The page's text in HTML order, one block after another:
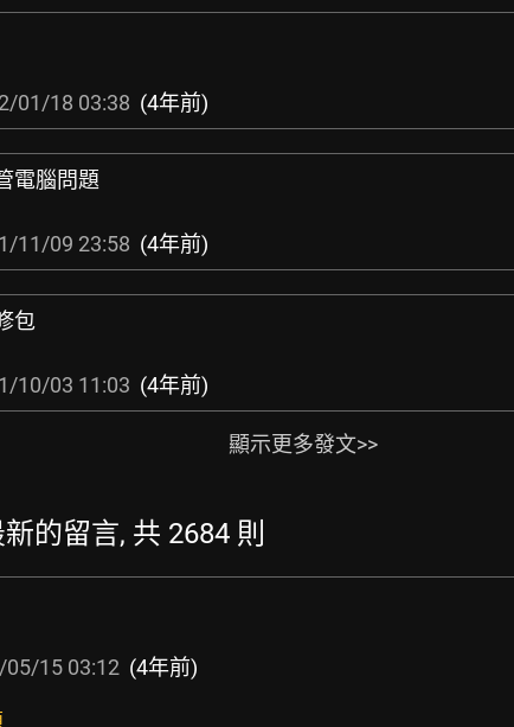
01/18 03:38 (4年前)
電腦問題
11/09 23:58 (4年前)
包
10/03 11:03 (4年前)
顯示更多發文>>
的留言, 共 2684 則
05/15 03:12 (4年前)